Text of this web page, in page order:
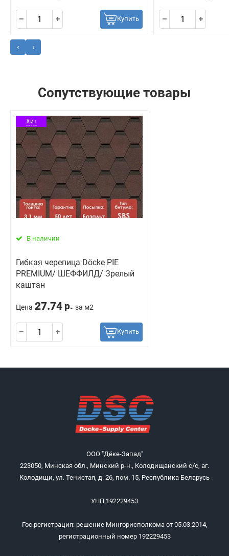
Купить
‹ ›
Сопутствующие товары
Хит
В наличии
Гибкая черепица Döcke PIE
PREMIUM/ ШЕФФИЛД/ Зрелый
каштан
Цена 27.74 р. за м2
Купить
ООО "Дёке-Запад"
223050, Минская обл., Минский р-н., Колодищанский с/с, аг.
Колодищи, ул. Тенистая, д. 26, пом. 15, Республика Беларусь
УНП 192229453
Гос.регистрация: решение Мингорисполкома от 05.03.2014,
регистрационный номер 192229453